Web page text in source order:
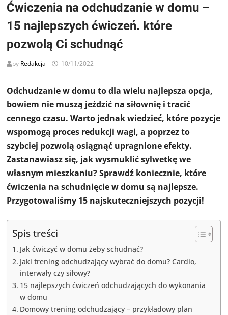
Ćwiczenia na odchudzanie w domu –
15 najlepszych ćwiczeń. które
pozwolą Ci schudnąć
by Redakcja 10/11/2022
Odchudzanie w domu to dla wielu najlepsza opcja,
bowiem nie muszą jeździć na siłownię i tracić
cennego czasu. Warto jednak wiedzieć, które pozycje
wspomogą proces redukcji wagi, a poprzez to
szybciej pozwolą osiągnąć upragnione efekty.
Zastanawiasz się, jak wysmuklić sylwetkę we
własnym mieszkaniu? Sprawdź koniecznie, które
ćwiczenia na schudnięcie w domu są najlepsze.
Przygotowaliśmy 15 najskuteczniejszych pozycji!
Spis treści
Jak ćwiczyć w domu żeby schudnąć?
Jaki trening odchudzający wybrać do domu? Cardio,
interwały czy siłowy?
15 najlepszych ćwiczeń odchudzających do wykonania
w domu
Domowy trening odchudzający – przykładowy plan